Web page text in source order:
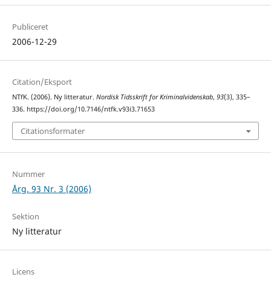
Publiceret
2006-12-29
Citation/Eksport
NTfK. (2006). Ny litteratur. Nordisk Tidsskrift for Kriminalvidenskab, 93(3), 335–
336. https://doi.org/10.7146/ntfk.v93i3.71653
Citationsformater
Nummer
Årg. 93 Nr. 3 (2006)
Sektion
Ny litteratur
Licens